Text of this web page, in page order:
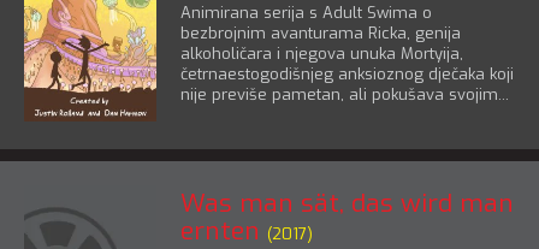
Animirana serija s Adult Swima o
bezbrojnim avanturama Ricka, genija
alkoholičara i njegova unuka Mortyija,
četrnaestogodišnjeg anksioznog dječaka koji
nije previše pametan, ali pokušava svojim...
Was man sät, das wird man
ernten (2017)